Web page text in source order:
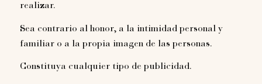
realizar.
Sea contrario al honor, a la intimidad personal y
familiar o a la propia imagen de las personas.
Constituya cualquier tipo de publicidad.